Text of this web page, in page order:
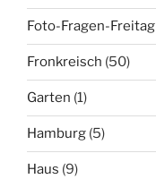
Foto-Fragen-Freitag
Fronkreisch (50)
Garten (1)
Hamburg (5)
Haus (9)